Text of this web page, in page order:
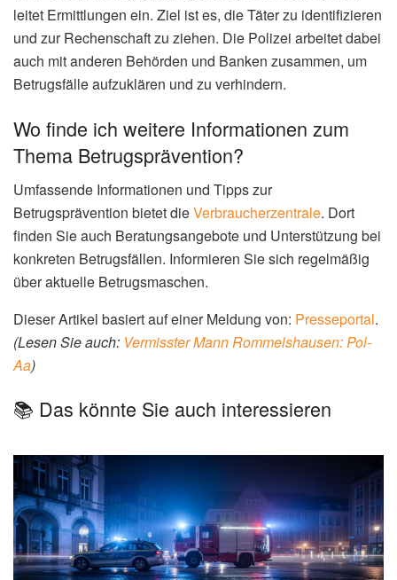
leitet Ermittlungen ein. Ziel ist es, die Täter zu identifizieren
und zur Rechenschaft zu ziehen. Die Polizei arbeitet dabei
auch mit anderen Behörden und Banken zusammen, um
Betrugsfälle aufzuklären und zu verhindern.
Wo finde ich weitere Informationen zum
Thema Betrugsprävention?
Umfassende Informationen und Tipps zur
Betrugsprävention bietet dieVerbraucherzentrale. Dort
finden Sie auch Beratungsangebote und Unterstützung bei
konkreten Betrugsfällen. Informieren Sie sich regelmäßig
über aktuelle Betrugsmaschen.
Dieser Artikel basiert auf einer Meldung von: Presseportal.
(Lesen Sie auch: Vermisster Mann Rommelshausen: Pol-
Aa)
📚 Das könnte Sie auch interessieren